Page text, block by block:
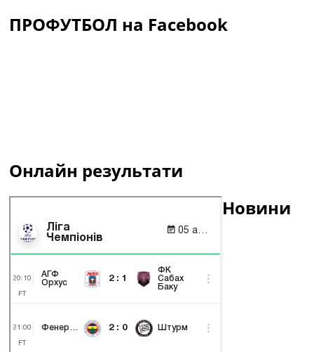
ПРОФУТБОЛ на Facebook
Онлайн результати
Новини